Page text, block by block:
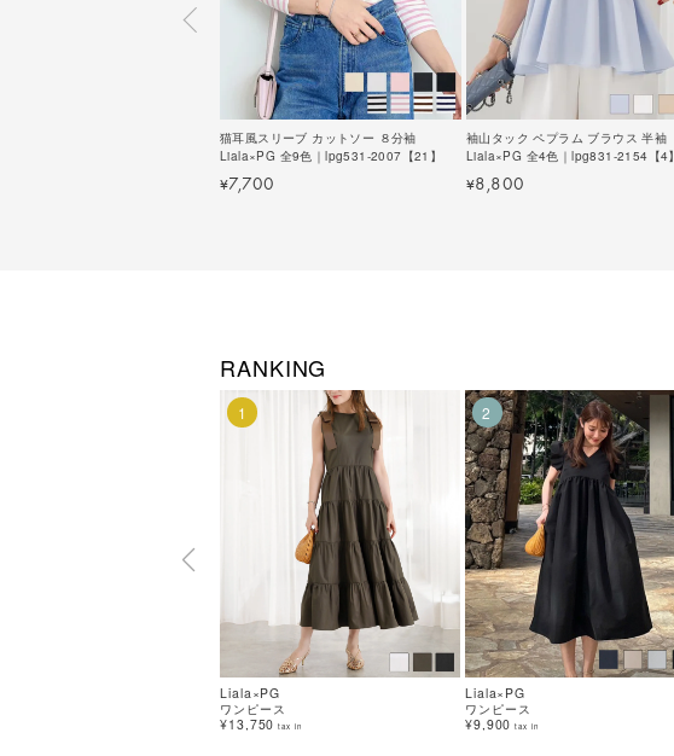
猫耳風スリーブ カットソー ８分袖
Liala×PG 全9色｜lpg531-2007【21】
¥7,700
袖山タック ペプラム ブラウス 半袖
Liala×PG 全4色｜lpg831-2154【4】
¥8,800
RANKING
1
Liala×PG
ワンピース
¥13,750 tax in
2
Liala×PG
ワンピース
¥9,900 tax in